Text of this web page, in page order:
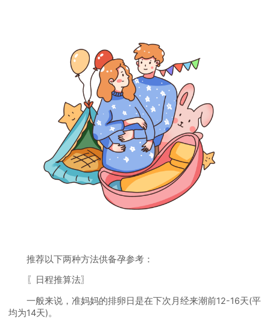
推荐以下两种方法供备孕参考：
〖日程推算法〗
一般来说，准妈妈的排卵日是在下次月经来潮前12-16天(平
均为14天)。